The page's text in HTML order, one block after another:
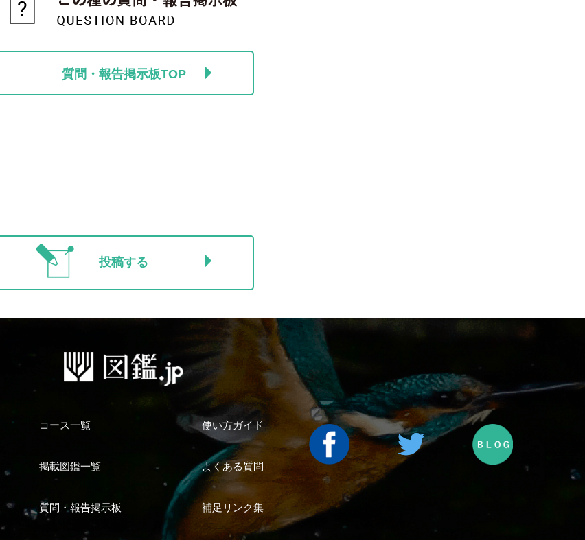
質問・報告掲示板TOP
投稿する
コース一覧 使い方ガイド
掲載図鑑一覧 よくある質問
質問・報告掲示板 補足リンク集